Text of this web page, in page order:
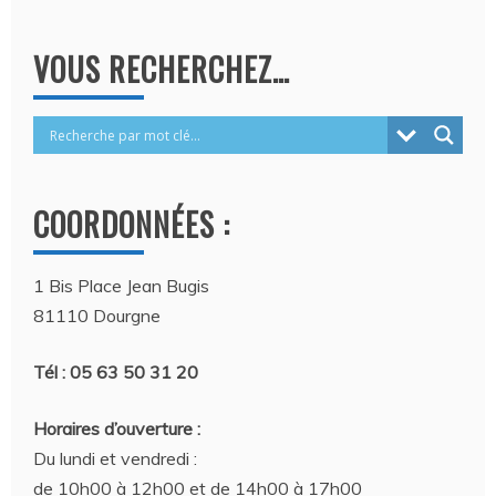
VOUS RECHERCHEZ…
COORDONNÉES :
1 Bis Place Jean Bugis
81110 Dourgne
Tél : 05 63 50 31 20
Horaires d’ouverture :
Du lundi et vendredi :
de 10h00 à 12h00 et de 14h00 à 17h00